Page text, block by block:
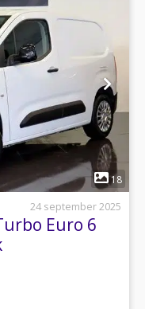
18
24 september 2025
Euro 6